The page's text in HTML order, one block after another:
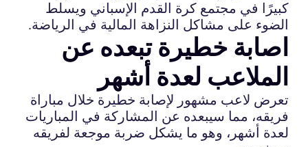
كبيرًا في مجتمع كرة القدم الإسباني ويسلط
الضوء على مشاكل النزاهة المالية في الرياضة.
اصابة خطيرة تبعده عن
الملاعب لعدة أشهر
تعرض لاعب مشهور لإصابة خطيرة خلال مباراة
فريقه، مما سيبعده عن المشاركة في المباريات
لعدة أشهر، وهو ما يشكل ضربة موجعة لفريقه